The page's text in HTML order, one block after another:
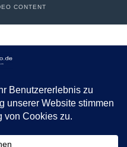
CONTENT